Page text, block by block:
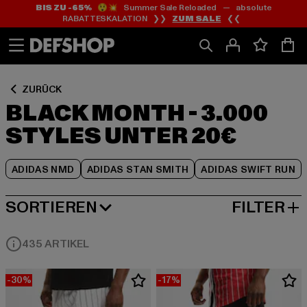
Zum
Inhalt
springen
Zum
Fußzeile
springen
BIS ZU -65%😲💥 Summer Sale Reloaded — absolute
RABATTESKALATION ❯❯ ZUM SALE ❮❮
ZURÜCK
BLACK MONTH - 3.000
STYLES UNTER 20€
ADIDAS NMD ADIDAS STAN SMITH ADIDAS SWIFT RUN
Zum
Produktraster
springen
SORTIEREN
BELIEBTESTE FILTER
435 ARTIKEL
-30% -17%